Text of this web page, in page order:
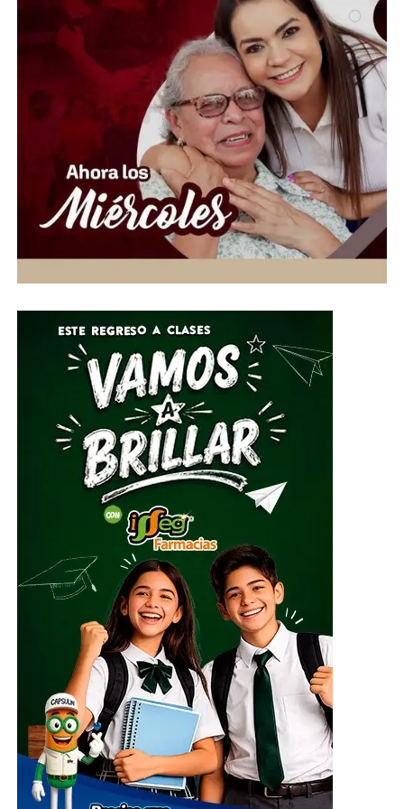
Las personas homenajeadas pertenecen a los distintos
campus y áreas de la institución: cinco del Campus
Celaya-Salvatierra, 14 del Campus Guanajuato, cinco del
Campus Irapuato-Salamanca, nueve del Campus León,
16 del Colegio del Nivel Medio Superior y 11 de la
Rectoría General. Como parte de la ceremonia también
se impartió la conferencia “Jubilación, un cambio de
vida, no un final”, reforzando el mensaje de que el retiro
laboral representa una oportunidad para emprender
nuevos proyectos, mientras el legado de quienes
dedicaron décadas a la educación universitaria
permanece en las generaciones presentes y futuras.